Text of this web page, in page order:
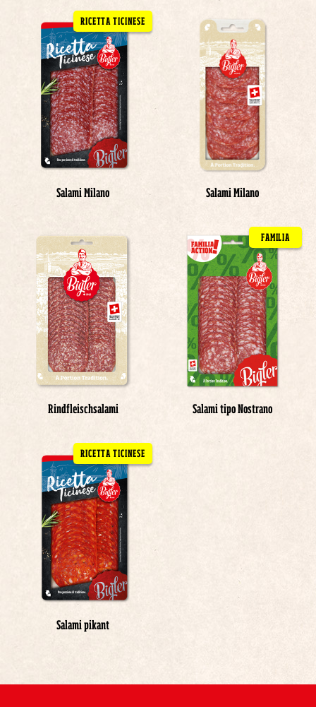
RICETTA TICINESE
Salami Milano Salami Milano
Rindfleischsalami
FAMILIA
Salami tipo Nostrano
RICETTA TICINESE
Salami pikant